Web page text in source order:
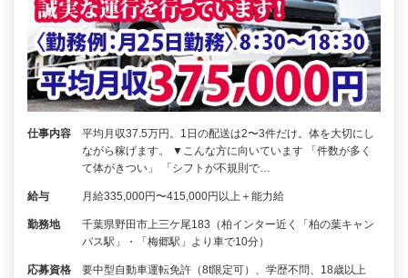
仕事内容
平均月収37.5万円。1日の配送は2〜3件だけ。体を大切にし
ながら稼げます。 ▼こんな方に向いています 「件数が多く
て体がきつい」 「シフトが不規則で…
給与 月給335,000円〜415,000円以上＋能力給
勤務地
千葉県野田市上三ケ尾183（柏インター近く「柏の葉キャン
パス駅」・「梅郷駅」より車で10分）
応募資格
要中型自動車運転免許（8t限定可）、学歴不問、18歳以上